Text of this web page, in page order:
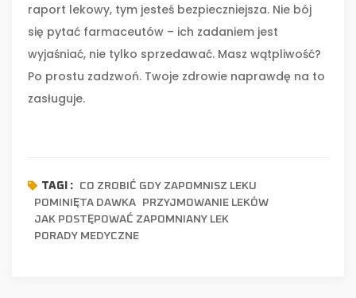
raport lekowy, tym jesteś bezpieczniejsza. Nie bój
się pytać farmaceutów – ich zadaniem jest
wyjaśniać, nie tylko sprzedawać. Masz wątpliwość?
Po prostu zadzwoń. Twoje zdrowie naprawdę na to
zasługuje.
TAGI :
CO ZROBIĆ GDY ZAPOMNISZ LEKU
POMINIĘTA DAWKA
PRZYJMOWANIE LEKÓW
JAK POSTĘPOWAĆ ZAPOMNIANY LEK
PORADY MEDYCZNE